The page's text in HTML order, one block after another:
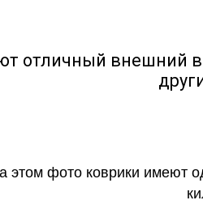
отличный внешний
этом фото коврики имеют